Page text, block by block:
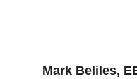
Mark Beliles,